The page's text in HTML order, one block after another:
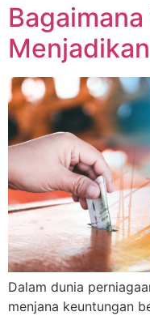
Dalam dunia
menjana keuntungan